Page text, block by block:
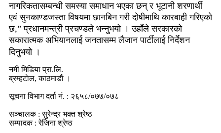
नागरिकतासम्बन्धी समस्या समाधान भएका छन् र भूटानी शरणार्थी
एवं सुनकाण्डजस्ता विषयमा छानबिन गरी दोषीमाथि कारबाही गरिएको
छ,” प्रधानमन्त्री प्रचण्डले भन्नुभयो । उहाँले सरकारको
सकारात्मक अभियानलाई जनतासम्म लैजान पार्टीलाई निर्देशन
दिनुभयो ।
नमी मिडिया प्रा.लि.
ब्रम्हटाेल, काठमाडाैं ।
सूचना विभाग दर्ता नं. : २६५८/०७७/०७८
सञ्चालक : सुरेन्द्र भक्त श्रेष्ठ
सम्पादक : रेजिना श्रेष्ठ